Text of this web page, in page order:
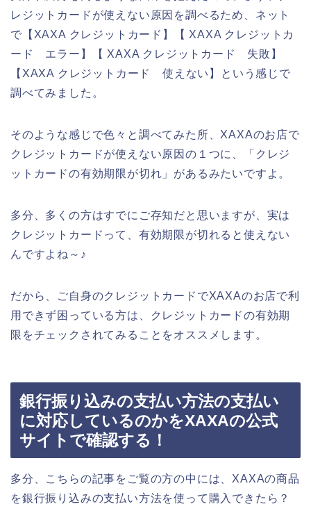
レジットカードが使えない原因を調べるため、ネット
で【XAXA クレジットカード】【 XAXA クレジットカ
ード エラー】【 XAXA クレジットカード 失敗】
【XAXA クレジットカード 使えない】という感じで
調べてみました。
そのような感じで色々と調べてみた所、XAXAのお店で
クレジットカードが使えない原因の１つに、「クレジ
ットカードの有効期限が切れ」があるみたいですよ。
多分、多くの方はすでにご存知だと思いますが、実は
クレジットカードって、有効期限が切れると使えない
んですよね～♪
だから、ご自身のクレジットカードでXAXAのお店で利
用できず困っている方は、クレジットカードの有効期
限をチェックされてみることをオススメします。
銀行振り込みの支払い方法の支払い
に対応しているのかをXAXAの公式
サイトで確認する！
多分、こちらの記事をご覧の方の中には、XAXAの商品
を銀行振り込みの支払い方法を使って購入できたら？